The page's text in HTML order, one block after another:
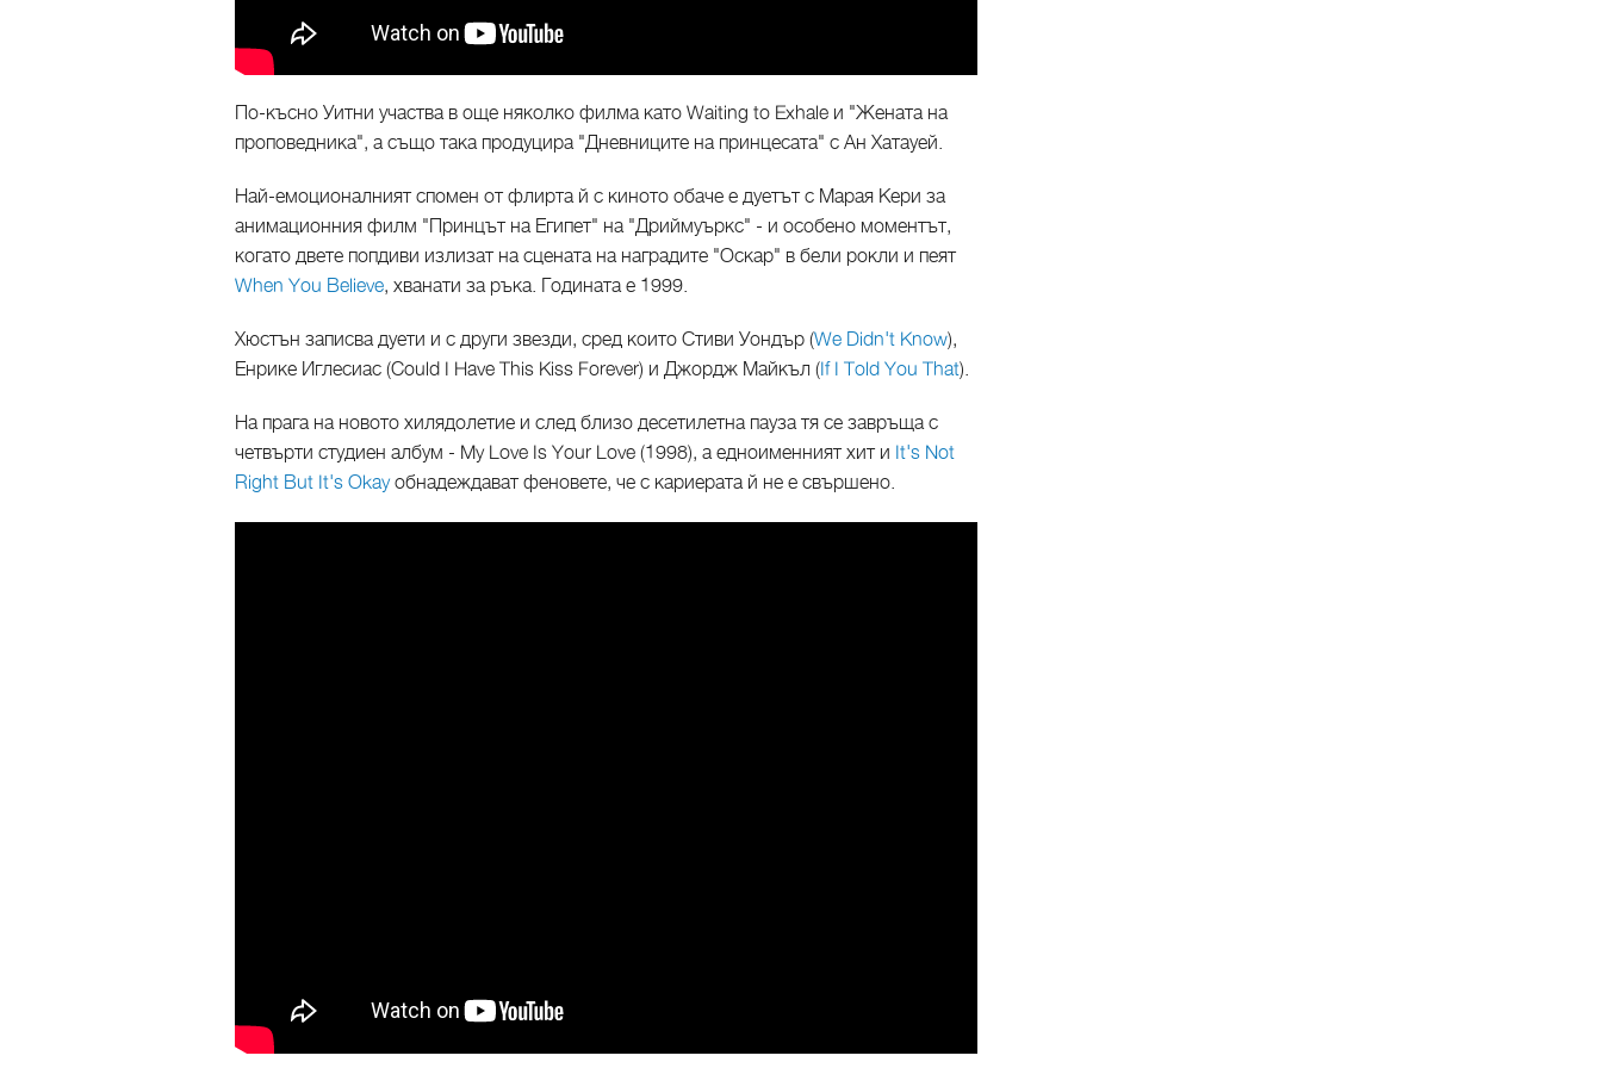
По-късно Уитни участва в още няколко филма като Waiting to Exhale и "Жената на
проповедника", а също така продуцира "Дневниците на принцесата" с Ан Хатауей.
Най-емоционалният спомен от флирта й с киното обаче е дуетът с Марая Кери за
анимационния филм "Принцът на Египет" на "Дриймуъркс" - и особено моментът,
когато двете попдиви излизат на сцената на наградите "Оскар" в бели рокли и пеят
When You Believe, хванати за ръка. Годината е 1999.
Хюстън записва дуети и с други звезди, сред които Стиви Уондър (We Didn't Know),
Енрике Иглесиас (Could I Have This Kiss Forever) и Джордж Майкъл (If I Told You That).
На прага на новото хилядолетие и след близо десетилетна пауза тя се завръща с
четвърти студиен албум - My Love Is Your Love (1998), а едноименният хит и It's Not
Right But It's Okayобнадеждават феновете, че с кариерата й не е свършено.